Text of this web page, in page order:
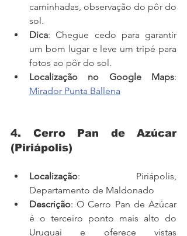
caminhadas, observação do pôr do
sol.
Dica: Chegue cedo para garantir
um bom lugar e leve um tripé para
fotos ao pôr do sol.
Localização no Google Maps
Mirador Punta Ballena
4. Cerro Pan de Azúcar
(Piriápolis)
Localização: Piriápolis,
Departamento de Maldonado
Descrição: O Cerro Pan de Azúcar
é o terceiro ponto mais alto do
Uruguai e oferece vistas